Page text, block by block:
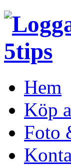
Hem
Köp
Foto